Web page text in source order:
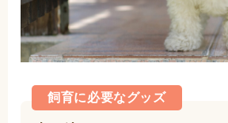
飼育に必要なグッズ